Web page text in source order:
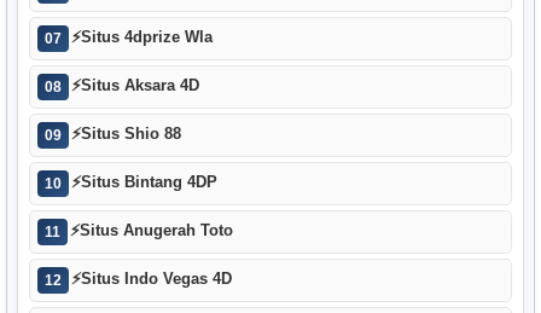
07 ⚡Situs 4dprize Wla
08 ⚡Situs Aksara 4D
09 ⚡Situs Shio 88
10 ⚡Situs Bintang 4DP
11 ⚡Situs Anugerah Toto
12 ⚡Situs Indo Vegas 4D